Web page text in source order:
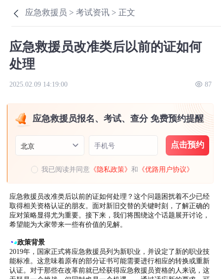
应急救援员 >考试资讯 > 正文
应急救援员改准类后以前的证如何
处理
2025.02.09 14:19:00 87
应急救援员报名、考试、查分 免费预约提醒
北京 手机号 点击预约
我已阅读并同意 《隐私政策》和 《优路用户协议》
应急救援员改准类后以前的证如何处理？这个问题困扰着不少已经
取得相关资格认证的朋友。面对新旧交替的关键时刻，了解正确的
应对策略显得尤为重要。接下来，我们将围绕这个话题展开讨论，
希望能为大家带来一些有价值的见解。
◔◕政策背景
2019年，国家正式将应急救援员列为新职业，并设定了新的职业技
能标准。这意味着原有的部分证书可能需要进行相应的转换或重新
认证。对于那些在改革前就已经获得应急救援员资格的人来说，这